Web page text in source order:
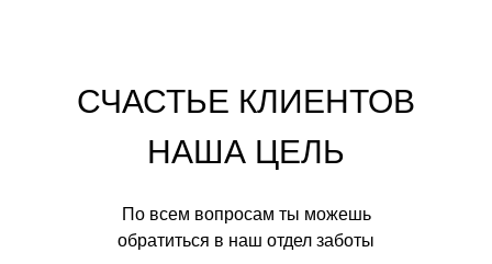
СЧАСТЬЕ КЛИЕНТОВ
НАША ЦЕЛЬ
По всем вопросам ты можешь
обратиться в наш отдел заботы